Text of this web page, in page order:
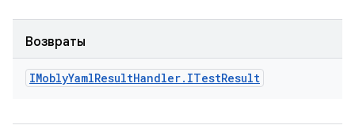
Возвраты
IMoblyYamlResultHandler. ITestResult